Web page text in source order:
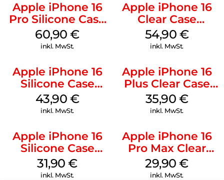
Apple iPhone 16
Pro Silicone Case
MagSafe Stone
Gray
60,90€
inkl. MwSt.
Apple iPhone 16
Clear Case
MagSafe
Transparent
54,90 €
inkl. MwSt.
Apple iPhone 16
Silicone Case
MagSafe Plum
43,90 €
inkl. MwSt.
Apple iPhone 16
Plus Clear Case
MagSafe
Transparent
35,90 €
inkl. MwSt.
Apple iPhone 16
Silicone Case
MagSafe Fuchsia
31,90€
inkl. MwSt.
Apple iPhone 16
Pro Max Clear
Case MagSafe
Transparent
29,90€
inkl. MwSt.